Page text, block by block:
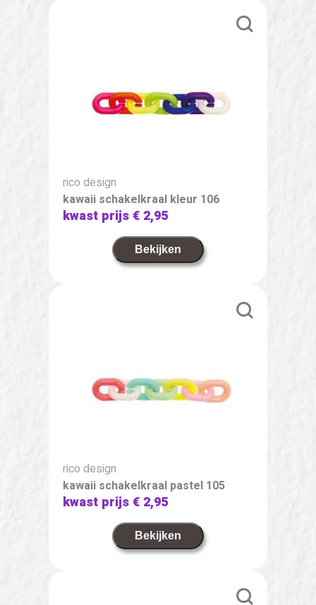
rico design
kawaii schakelkraal kleur 106
kwast prijs€ 2,95
Bekijken
rico design
kawaii schakelkraal pastel 105
kwast prijs€ 2,95
Bekijken